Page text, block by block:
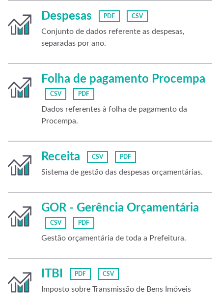
Despesas PDF CSV
Conjunto de dados referente as despesas,
separadas por ano.
Folha de pagamento Procempa
CSV PDF
Dados referentes à folha de pagamento da
Procempa.
Receita CSV PDF
Sistema de gestão das despesas orçamentárias.
GOR - Gerência Orçamentária
CSV PDF
Gestão orçamentária de toda a Prefeitura.
ITBI PDF CSV
Imposto sobre Transmissão de Bens Imóveis